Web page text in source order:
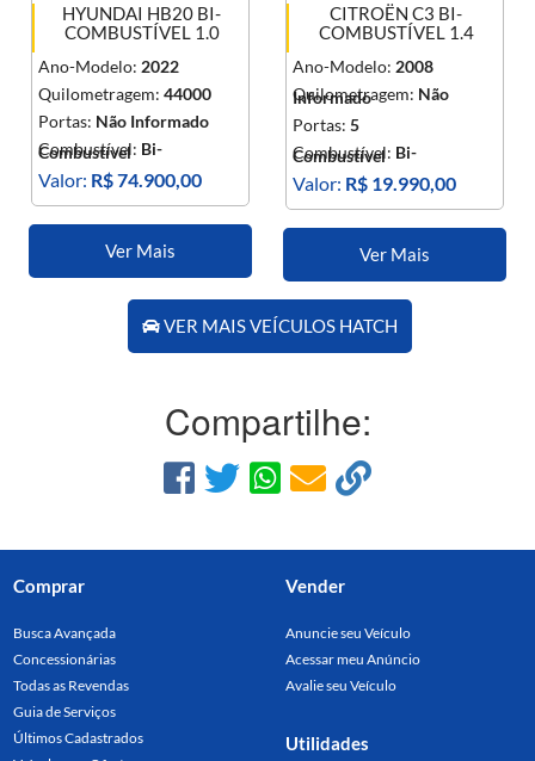
HYUNDAI HB20 BI-
COMBUSTÍVEL 1.0
Ano-Modelo: 2022
Quilometragem:44000
Portas: Não Informado
Combustível: Bi-
Combustível
Valor: R$ 74.900,00
Ver Mais
CITROËN C3 BI-
COMBUSTÍVEL 1.4
Ano-Modelo: 2008
Quilometragem: Não
Informado
Portas:5
Combustível: Bi-
Combustível
Valor: R$ 19.990,00
Ver Mais
VER MAIS VEÍCULOS HATCH
Compartilhe:
Comprar
Busca Avançada
Concessionárias
Todas as Revendas
Guia de Serviços
Últimos Cadastrados
Vender
Anuncie seu Veículo
Acessar meu Anúncio
Avalie seu Veículo
Utilidades